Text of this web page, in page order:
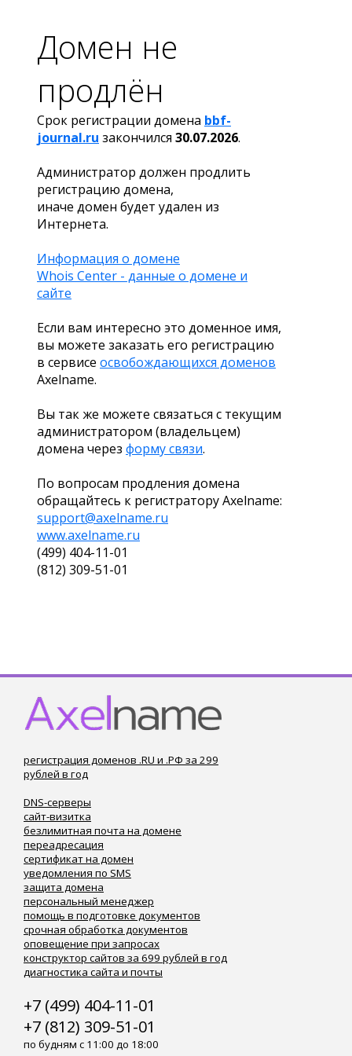
Домен не
продлён
Срок регистрации домена bbf-
journal.ru закончился 30.07.2026.
Администратор должен продлить
регистрацию домена,
иначе домен будет удален из
Интернета.
Информация о домене
Whois Center - данные о домене и
сайте
Если вам интересно это доменное имя,
вы можете заказать его регистрацию
в сервисе освобождающихся доменов
Axelname.
Вы так же можете связаться с текущим
администратором (владельцем)
домена через форму связи.
По вопросам продления домена
обращайтесь к регистратору Axelname:
support@axelname.ru
www.axelname.ru
(499) 404-11-01
(812) 309-51-01
регистрация доменов .RU и .РФ за 299
рублей в год
DNS-серверы
сайт-визитка
безлимитная почта на домене
переадресация
сертификат на домен
уведомления по SMS
защита домена
персональный менеджер
помощь в подготовке документов
срочная обработка документов
оповещение при запросах
конструктор сайтов за 699 рублей в год
диагностика сайта и почты
+7 (499) 404-11-01
+7 (812) 309-51-01
по будням с 11:00 до 18:00